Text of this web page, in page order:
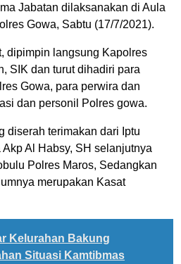
Jabatan dilaksanakan di Aula
Gowa, Sabtu (17/7/2021).
dipimpin langsung Kapolres
SIK dan turut dihadiri para
Gowa, para perwira dan
dan personil Polres gowa.
diserah terimakan dari Iptu
Al Habsy, SH selanjutnya
Polres Maros, Sedangkan
merupakan Kasat
Kelurahan Bakung
Situasi Kamtibmas